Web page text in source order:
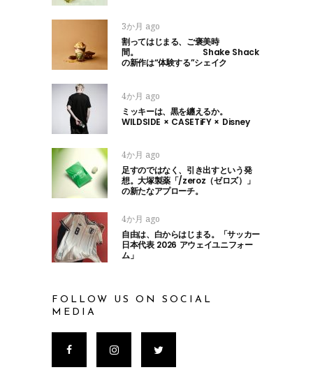
3か月 ago
割ってはじまる、ご褒美時
間。 Shake Shack
の新作は“体験する”シェイク
4か月 ago
ミッキーは、黒を纏えるか。
WILDSIDE × CASETiFY × Disney
4か月 ago
足すのではなく、引き出すという発
想。大塚製薬「/zeroz（ゼロズ）」
の新たなアプローチ。
4か月 ago
自由は、白からはじまる。「サッカー
日本代表 2026 アウェイユニフォー
ム」
FOLLOW US ON SOCIAL
MEDIA